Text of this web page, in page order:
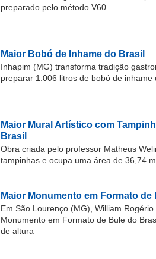
preparado pelo método V60
Maior Bobó de Inhame do Brasil
Inhapim (MG) transforma tradição
preparar 1.006 litros de bobó de
Maior Mural Artístico com
Brasil
Obra criada pelo professor Matheus
tampinhas e ocupa uma área de 36,74
Maior Monumento em Formato de
Em São Lourenço (MG), William
Monumento em Formato de Bule do
de altura